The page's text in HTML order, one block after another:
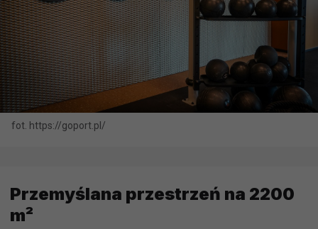
fot. https://goport.pl/
Przemyślana przestrzeń na 2200
m²